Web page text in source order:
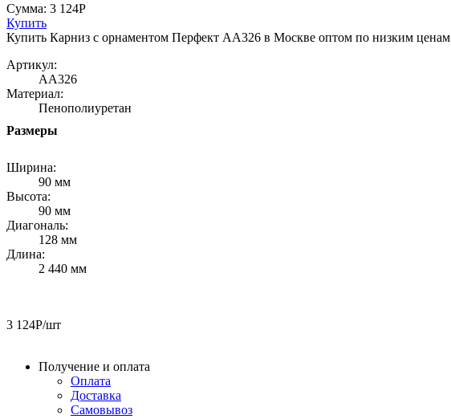
Сумма: 3 124Р
Купить
Купить Карниз с орнаментом Перфект AA326 в Москве оптом по низким ценам
Артикул:
AA326
Материал:
Пенополиуретан
Размеры
Ширина:
90 мм
Высота:
90 мм
Диагональ:
128 мм
Длина:
2 440 мм
3 124Р/шт
Получение и оплата
Оплата
Доставка
Самовывоз